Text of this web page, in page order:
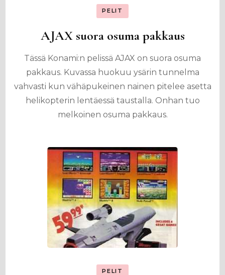
PELIT
AJAX suora osuma pakkaus
Tässä Konami:n pelissä AJAX on suora osuma
pakkaus. Kuvassa huokuu ysärin tunnelma
vahvasti kun vähäpukeinen nainen pitelee asetta
helikopterin lentäessä taustalla. Onhan tuo
melkoinen osuma pakkaus.
PELIT